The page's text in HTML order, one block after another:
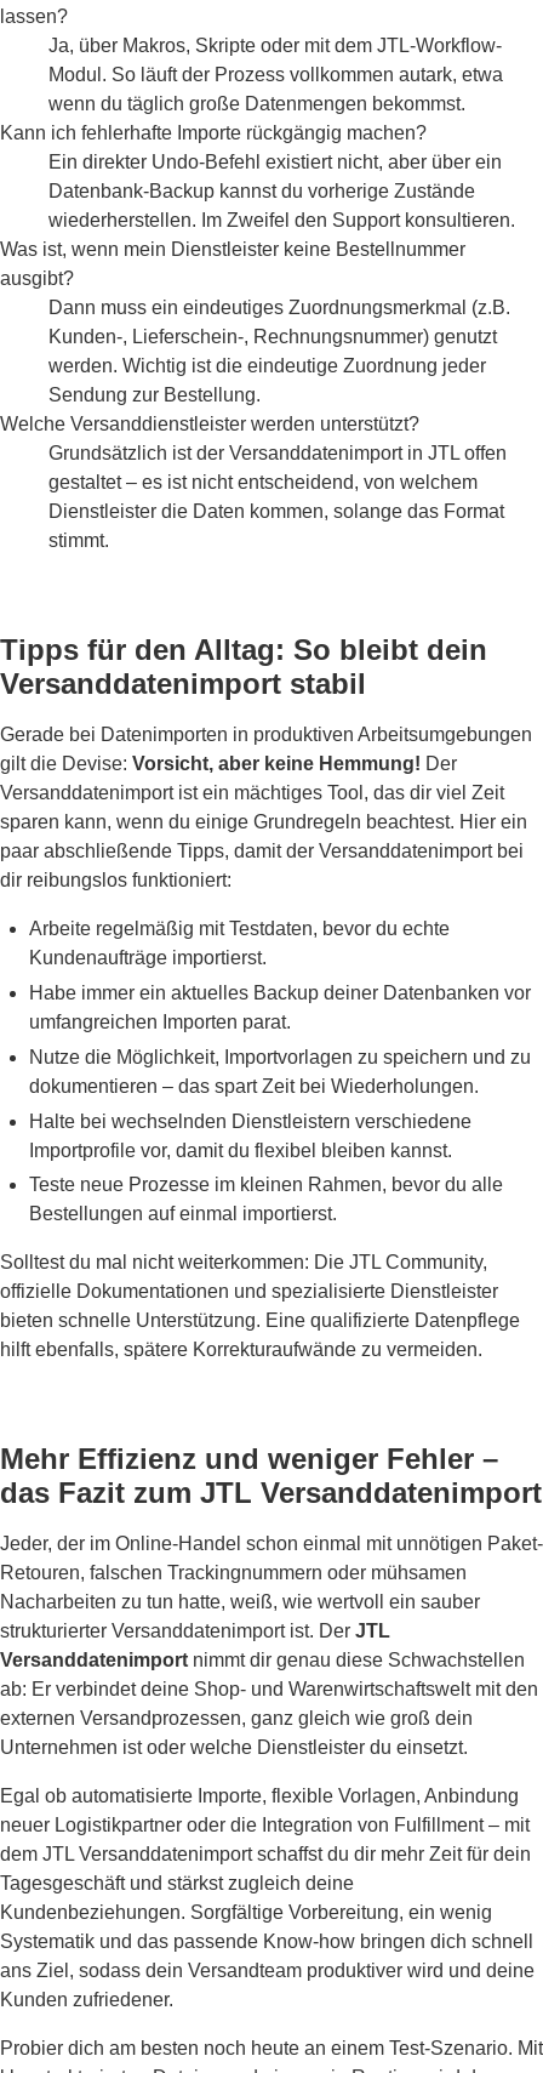
lassen?
Ja, über Makros, Skripte oder mit dem JTL-Workflow-
Modul. So läuft der Prozess vollkommen autark, etwa
wenn du täglich große Datenmengen bekommst.
Kann ich fehlerhafte Importe rückgängig machen?
Ein direkter Undo-Befehl existiert nicht, aber über ein
Datenbank-Backup kannst du vorherige Zustände
wiederherstellen. Im Zweifel den Support konsultieren.
Was ist, wenn mein Dienstleister keine Bestellnummer
ausgibt?
Dann muss ein eindeutiges Zuordnungsmerkmal (z.B.
Kunden-, Lieferschein-, Rechnungsnummer) genutzt
werden. Wichtig ist die eindeutige Zuordnung jeder
Sendung zur Bestellung.
Welche Versanddienstleister werden unterstützt?
Grundsätzlich ist der Versanddatenimport in JTL offen
gestaltet – es ist nicht entscheidend, von welchem
Dienstleister die Daten kommen, solange das Format
stimmt.
Tipps für den Alltag: So bleibt dein
Versanddatenimport stabil
Gerade bei Datenimporten in produktiven Arbeitsumgebungen
gilt die Devise: Vorsicht, aber keine Hemmung! Der
Versanddatenimport ist ein mächtiges Tool, das dir viel Zeit
sparen kann, wenn du einige Grundregeln beachtest. Hier ein
paar abschließende Tipps, damit der Versanddatenimport bei
dir reibungslos funktioniert:
Arbeite regelmäßig mit Testdaten, bevor du echte
Kundenaufträge importierst.
Habe immer ein aktuelles Backup deiner Datenbanken vor
umfangreichen Importen parat.
Nutze die Möglichkeit, Importvorlagen zu speichern und zu
dokumentieren – das spart Zeit bei Wiederholungen.
Halte bei wechselnden Dienstleistern verschiedene
Importprofile vor, damit du flexibel bleiben kannst.
Teste neue Prozesse im kleinen Rahmen, bevor du alle
Bestellungen auf einmal importierst.
Solltest du mal nicht weiterkommen: Die JTL Community,
offizielle Dokumentationen und spezialisierte Dienstleister
bieten schnelle Unterstützung. Eine qualifizierte Datenpflege
hilft ebenfalls, spätere Korrekturaufwände zu vermeiden.
Mehr Effizienz und weniger Fehler –
das Fazit zum JTL Versanddatenimport
Jeder, der im Online-Handel schon einmal mit unnötigen Paket-
Retouren, falschen Trackingnummern oder mühsamen
Nacharbeiten zu tun hatte, weiß, wie wertvoll ein sauber
strukturierter Versanddatenimport ist. Der JTL
Versanddatenimport nimmt dir genau diese Schwachstellen
ab: Er verbindet deine Shop- und Warenwirtschaftswelt mit den
externen Versandprozessen, ganz gleich wie groß dein
Unternehmen ist oder welche Dienstleister du einsetzt.
Egal ob automatisierte Importe, flexible Vorlagen, Anbindung
neuer Logistikpartner oder die Integration von Fulfillment – mit
dem JTL Versanddatenimport schaffst du dir mehr Zeit für dein
Tagesgeschäft und stärkst zugleich deine
Kundenbeziehungen. Sorgfältige Vorbereitung, ein wenig
Systematik und das passende Know-how bringen dich schnell
ans Ziel, sodass dein Versandteam produktiver wird und deine
Kunden zufriedener.
Probier dich am besten noch heute an einem Test-Szenario. Mit